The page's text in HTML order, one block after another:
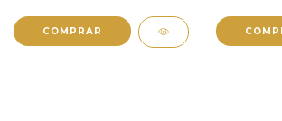
COMPRAR